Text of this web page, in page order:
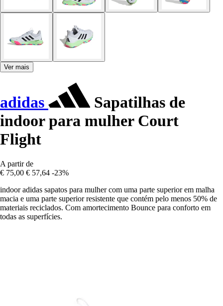
Ver mais
adidas
Sapatilhas de
indoor para mulher Court
Flight
A partir de
€ 75,00 € 57,64 -23%
indoor adidas sapatos para mulher com uma parte superior em malha
macia e uma parte superior resistente que contém pelo menos 50% de
materiais reciclados. Com amortecimento Bounce para conforto em
todas as superfícies.